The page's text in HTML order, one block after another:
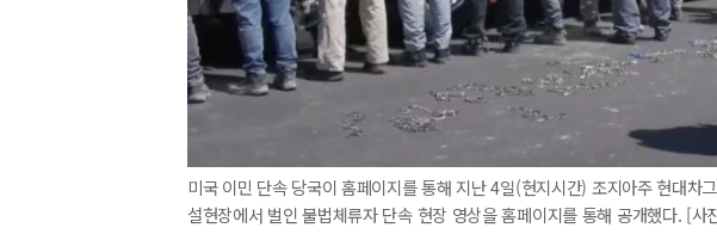
미국 이민 단속 당국이 홈페이지를 통해 지난 4일(현지시간) 조지아주 현대차
설현장에서 벌인 불법체류자 단속 현장 영상을 홈페이지를 통해 공개했다. [